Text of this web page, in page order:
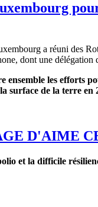
a réuni des
dont une délégation
ensemble les efforts
surface de la terre en
D'AIME
et la difficile